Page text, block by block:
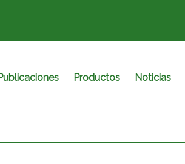
Productos Noticias